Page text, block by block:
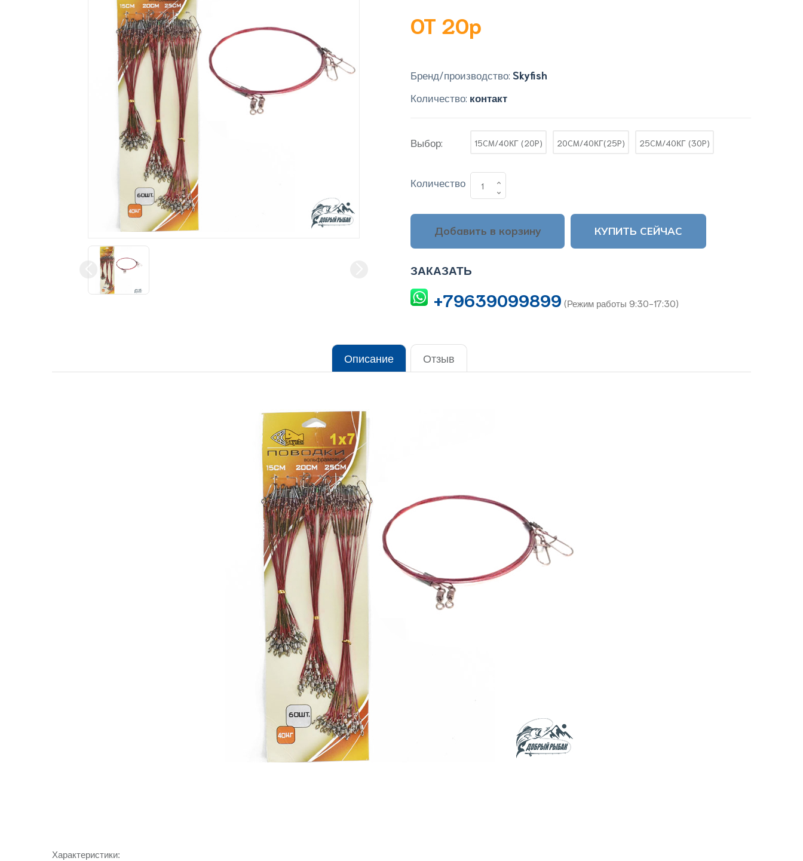
OT 20p
Бренд/производство: Skyfish
Количество: контакт
Выбор: 15CM/40КГ (20P) 20CM/40КГ(25P) 25CM/40КГ (30P)
Количество
Добавить в корзину КУПИТЬ СЕЙЧАС
ЗАКАЗАТЬ
+79639099899 (Режим работы 9:30-17:30)
Описание Отзыв
Характеристики: